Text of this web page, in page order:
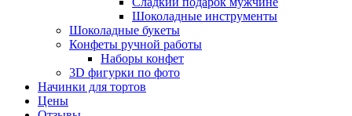
Шоколадные инструменты
Шоколадные букеты
Конфеты ручной работы
Наборы конфет
3D фигурки по фото
Начинки для тортов
Цены